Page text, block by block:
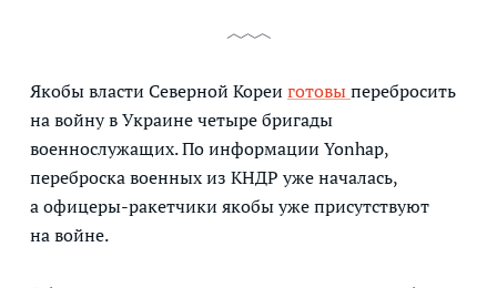
Якобы власти Северной Кореи готовыперебросить
на войну в Украине четыре бригады
военнослужащих. По информации Yonhap,
переброска военных из КНДР уже началась,
а офицеры-ракетчики якобы уже присутствуют
на войне.